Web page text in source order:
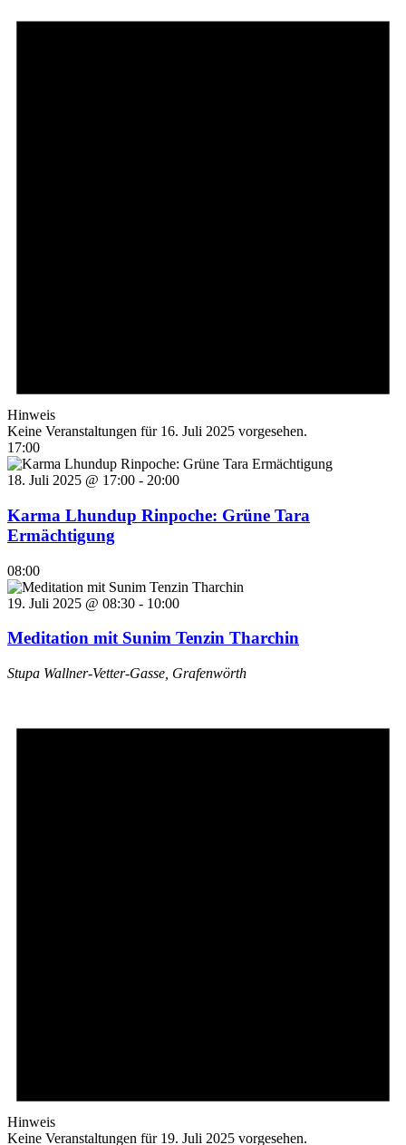
Hinweis
Keine Veranstaltungen für 16. Juli 2025 vorgesehen.
17:00
18. Juli 2025 @ 17:00 - 20:00
Karma Lhundup Rinpoche: Grüne Tara
Ermächtigung
08:00
19. Juli 2025 @ 08:30 - 10:00
Meditation mit Sunim Tenzin Tharchin
Stupa Wallner-Vetter-Gasse, Grafenwörth
Hinweis
Keine Veranstaltungen für 19. Juli 2025 vorgesehen.